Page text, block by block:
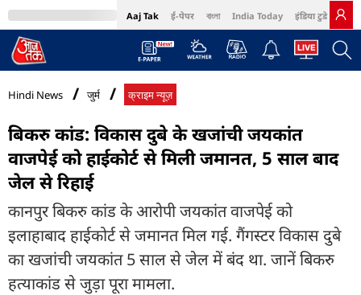
Aaj Tak ई-पेपर বাংলা India Today इंडिया टुडे हिंदी
MumbaiTak Cosmopolitan Harper's Bazaar Northeast
Hindi News जुर्म क्राइम न्यूज़
बिकरु कांड: विकास दुबे के खजांची जयकांत
वाजपेई को हाईकोर्ट से मिली जमानत, 5 साल बाद
जेल से रिहाई
कानपुर बिकरु कांड के आरोपी जयकांत वाजपेई को
इलाहाबाद हाईकोर्ट से जमानत मिल गई. गैंगस्टर विकास दुबे
का खजांची जयकांत 5 साल से जेल में बंद था. जानें बिकरु
हत्याकांड से जुड़ा पूरा मामला.